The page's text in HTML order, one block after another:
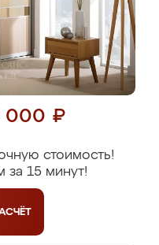
000 ₽
стоимость!
за 15 минут!